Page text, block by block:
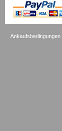
Ankaufsbedingungen